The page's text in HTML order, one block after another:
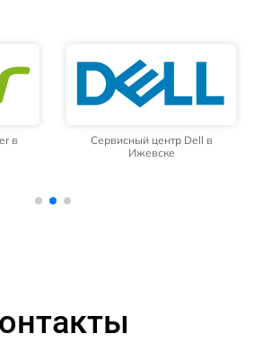
в
Сервисный центр Dell в
Ижевске